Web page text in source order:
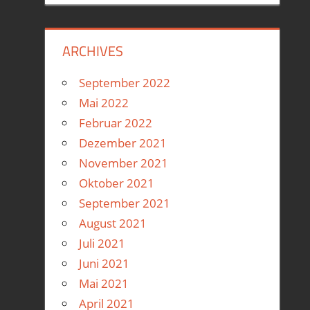
ARCHIVES
September 2022
Mai 2022
Februar 2022
Dezember 2021
November 2021
Oktober 2021
September 2021
August 2021
Juli 2021
Juni 2021
Mai 2021
April 2021